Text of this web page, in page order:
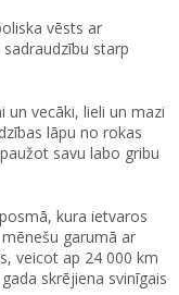
vēsts ar
starp
un vecāki, lieli un mazi
lāpu no rokas
savu labo gribu
kura ietvaros
garumā ar
veicot ap 24 000 km
skrējiena svinīgais